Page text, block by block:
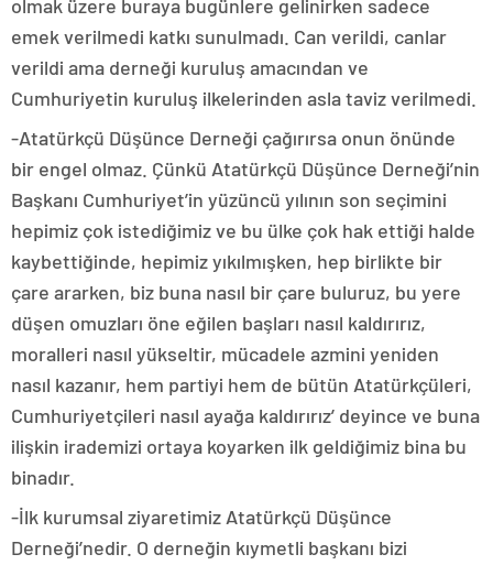
olmak üzere buraya bugünlere gelinirken sadece
emek verilmedi katkı sunulmadı. Can verildi, canlar
verildi ama derneği kuruluş amacından ve
Cumhuriyetin kuruluş ilkelerinden asla taviz verilmedi.
-Atatürkçü Düşünce Derneği çağırırsa onun önünde
bir engel olmaz. Çünkü Atatürkçü Düşünce Derneği’nin
Başkanı Cumhuriyet’in yüzüncü yılının son seçimini
hepimiz çok istediğimiz ve bu ülke çok hak ettiği halde
kaybettiğinde, hepimiz yıkılmışken, hep birlikte bir
çare ararken, biz buna nasıl bir çare buluruz, bu yere
düşen omuzları öne eğilen başları nasıl kaldırırız,
moralleri nasıl yükseltir, mücadele azmini yeniden
nasıl kazanır, hem partiyi hem de bütün Atatürkçüleri,
Cumhuriyetçileri nasıl ayağa kaldırırız’ deyince ve buna
ilişkin irademizi ortaya koyarken ilk geldiğimiz bina bu
binadır.
-İlk kurumsal ziyaretimiz Atatürkçü Düşünce
Derneği’nedir. O derneğin kıymetli başkanı bizi